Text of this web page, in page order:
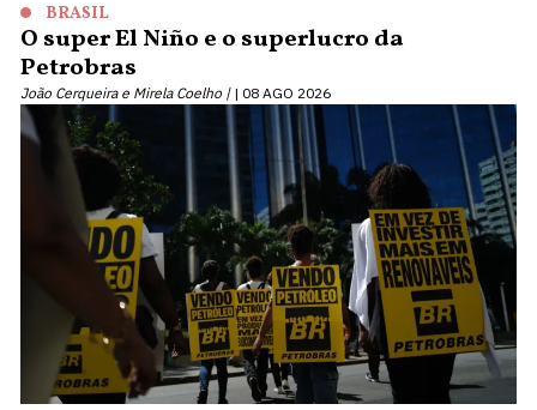
BRASIL
O super El Niño e o superlucro da
Petrobras
João Cerqueira e Mirela Coelho | 08 AGO 2026